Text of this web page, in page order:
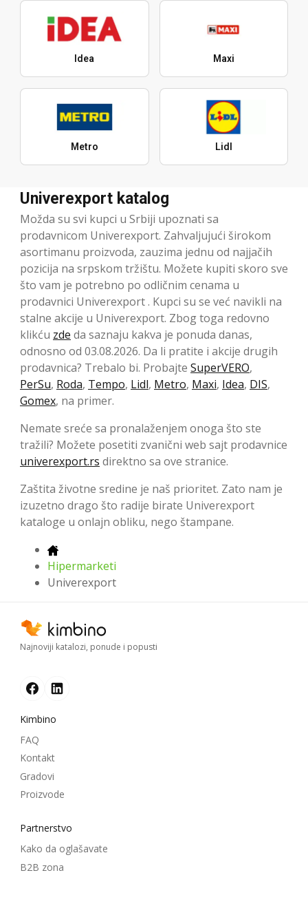
Idea Maxi
Metro Lidl
Univerexport katalog
Možda su svi kupci u Srbiji upoznati sa
prodavnicom Univerexport. Zahvaljujući širokom
asortimanu proizvoda, zauzima jednu od najjačih
pozicija na srpskom tržištu. Možete kupiti skoro sve
što vam je potrebno po odličnim cenama u
prodavnici Univerexport . Kupci su se već navikli na
stalne akcije u Univerexport. Zbog toga redovno
klikću zde da saznaju kakva je ponuda danas,
odnosno od 03.08.2026. Da li pratite i akcije drugih
prodavnica? Trebalo bi. Probajte SuperVERO,
PerSu, Roda, Tempo, Lidl, Metro, Maxi, Idea, DIS,
Gomex, na primer.
Nemate sreće sa pronalaženjem onoga što ste
tražili? Možete posetiti zvanični web sajt prodavnice
univerexport.rs direktno sa ove stranice.
Zaštita životne sredine je naš prioritet. Zato nam je
izuzetno drago što radije birate Univerexport
kataloge u onlajn obliku, nego štampane.
Hipermarketi
Univerexport
Najnoviji katalozi, ponude i popusti
Kimbino
FAQ
Kontakt
Gradovi
Proizvode
Partnerstvo
Kako da oglašavate
B2B zona